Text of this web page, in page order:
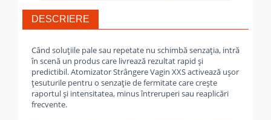
DESCRIERE
Când soluțiile pale sau repetate nu schimbă senzația, intră
în scenă un produs care livrează rezultat rapid și
predictibil. Atomizator Strângere Vagin XXS activează ușor
țesuturile pentru o senzație de fermitate care crește
raportul și intensitatea, minus întreruperi sau reaplicări
frecvente.